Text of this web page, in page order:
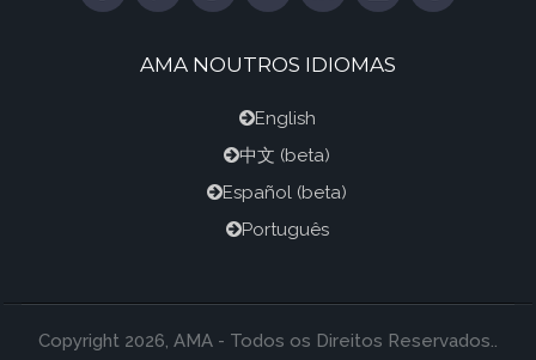
AMA NOUTROS IDIOMAS
English
中文 (beta)
Español (beta)
Português
Copyright 2026, AMA - Todos os Direitos Reservados..